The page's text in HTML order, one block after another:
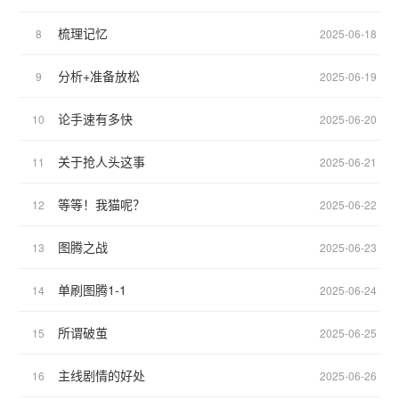
8 梳理记忆 2025-06-18
9 分析+准备放松 2025-06-19
10 论手速有多快 2025-06-20
11 关于抢人头这事 2025-06-21
12 等等！我猫呢？ 2025-06-22
13 图腾之战 2025-06-23
14 单刷图腾1-1 2025-06-24
15 所谓破茧 2025-06-25
16 主线剧情的好处 2025-06-26